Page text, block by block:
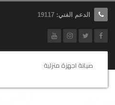
الدعم الفني: 19117
صيانة اجهزة منزلية